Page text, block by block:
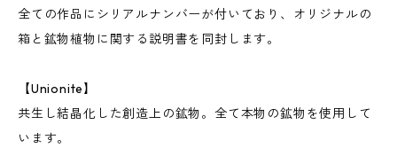
全ての作品にシリアルナンバーが付いており、オリジナルの
箱と鉱物植物に関する説明書を同封します。
【Unionite】
共生し結晶化した創造上の鉱物。全て本物の鉱物を使用して
います。